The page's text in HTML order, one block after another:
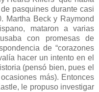
pasquines durante casi
Martha Beck y Raymond
mataron a varias
con promesas de
de “corazones
hacer un intento en el
(pensó bien, pues el
más). Entonces
le propuso investigar